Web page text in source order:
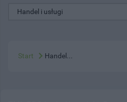
Start Handel...